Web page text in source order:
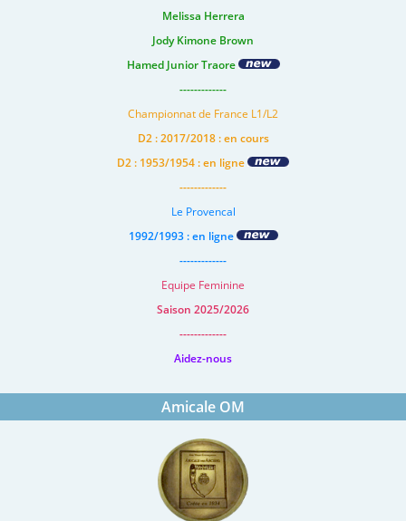
Melissa Herrera
Jody Kimone Brown
Hamed Junior Traore
-------------
Championnat de France L1/L2
D2 : 2017/2018 : en cours
D2 : 1953/1954 : en ligne
-------------
Le Provencal
1992/1993 : en ligne
-------------
Equipe Feminine
Saison 2025/2026
-------------
Aidez-nous
Amicale OM